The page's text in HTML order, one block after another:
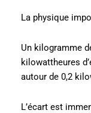
La physique
Un kilogramme
kilowattheures
autour de 0,2
L’écart est